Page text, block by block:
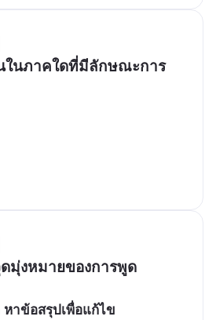
ในภาคใดที่มีลักษณะการ
มุ่งหมายของการพูด